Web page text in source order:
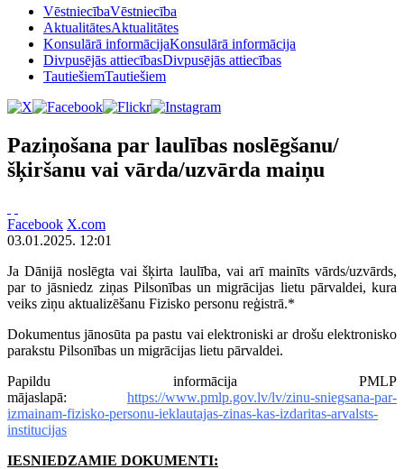
VēstniecībaVēstniecība
AktualitātesAktualitātes
Konsulārā informācijaKonsulārā informācija
Divpusējās attiecībasDivpusējās attiecības
TautiešiemTautiešiem
Paziņošana par laulības noslēgšanu/
šķiršanu vai vārda/uzvārda maiņu
Facebook X.com
03.01.2025. 12:01
Ja Dānijā noslēgta vai šķirta laulība, vai arī mainīts vārds/uzvārds,
par to jāsniedz ziņas Pilsonības un migrācijas lietu pārvaldei, kura
veiks ziņu aktualizēšanu Fizisko personu reģistrā.*
Dokumentus jānosūta pa pastu vai elektroniski ar drošu elektronisko
parakstu Pilsonības un migrācijas lietu pārvaldei.
Papildu informācija PMLP
mājaslapā: https://www.pmlp.gov.lv/lv/zinu-sniegsana-par-
izmainam-fizisko-personu-ieklautajas-zinas-kas-izdaritas-arvalsts-
institucijas
IESNIEDZAMIE DOKUMENTI: